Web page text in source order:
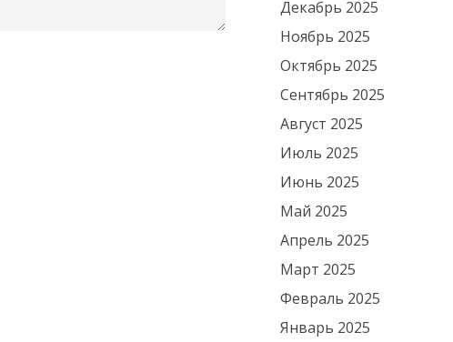
Декабрь 2025
Ноябрь 2025
Октябрь 2025
Сентябрь 2025
Август 2025
Июль 2025
Июнь 2025
Май 2025
Апрель 2025
Март 2025
Февраль 2025
Январь 2025